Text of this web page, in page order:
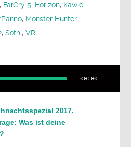
, FarCry 5, Horizon, Kawie,
, Monster Hunter
,Sothi,VR,
00:00
2017.
Was ist deine